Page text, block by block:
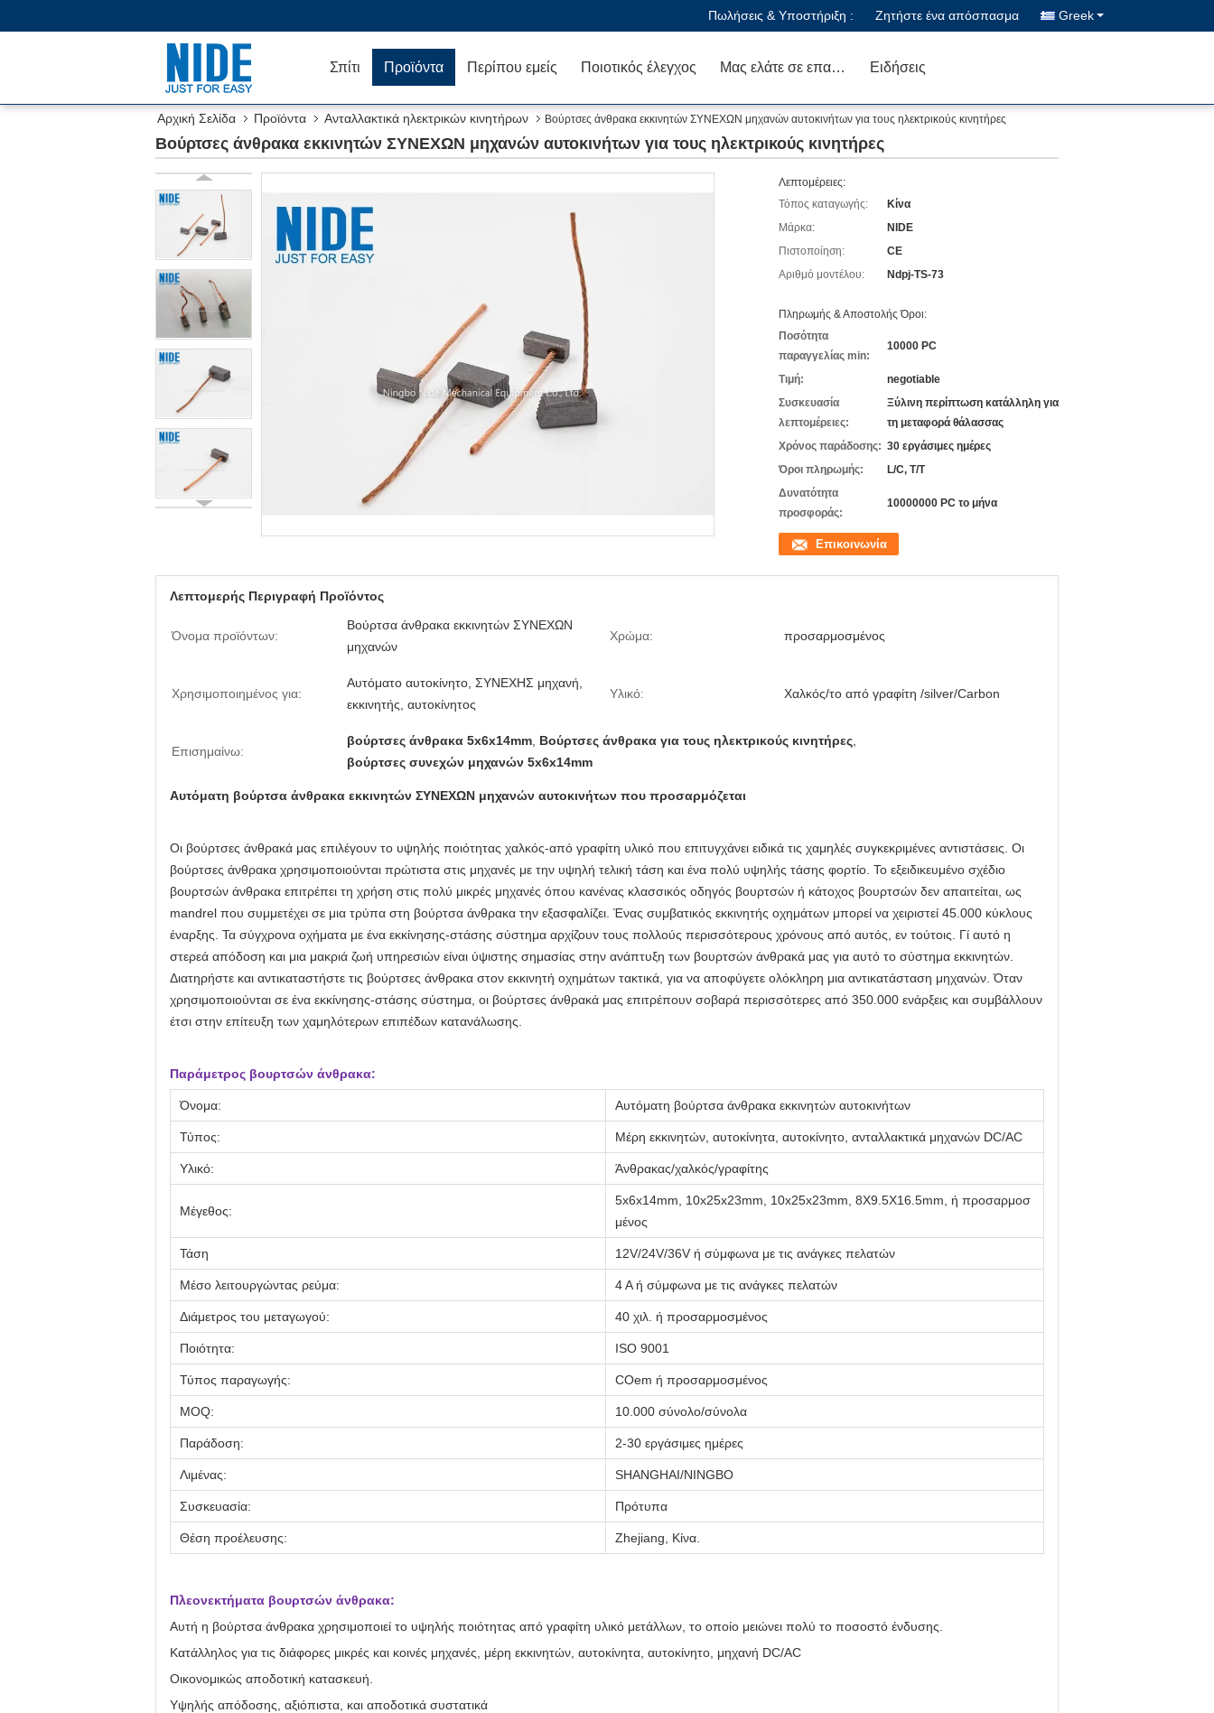
Πωλήσεις & Υποστήριξη : Ζητήστε ένα απόσπασμα Greek
Σπίτι Προϊόντα Περίπου εμείς Ποιοτικός έλεγχος Μας ελάτε σε επαφή με Ειδήσεις
Αρχική Σελίδα Προϊόντα Ανταλλακτικά ηλεκτρικών κινητήρων Βούρτσες άνθρακα εκκινητών ΣΥΝΕΧΩΝ μηχανών αυτοκινήτων για τους ηλεκτρικούς κινητήρες
Βούρτσες άνθρακα εκκινητών ΣΥΝΕΧΩΝ μηχανών αυτοκινήτων για τους ηλεκτρικούς κινητήρες
Λεπτομέρειες:
Τόπος καταγωγής:
Κίνα
Μάρκα:
NIDE
Πιστοποίηση:
CE
Αριθμό μοντέλου:
Ndpj-TS-73
Πληρωμής & Αποστολής Όροι:
Ποσότητα
παραγγελίας min:
10000 PC
Τιμή:
negotiable
Συσκευασία
λεπτομέρειες:
Ξύλινη περίπτωση κατάλληλη για
τη μεταφορά θάλασσας
Χρόνος παράδοσης: 30 εργάσιμες ημέρες
Όροι πληρωμής:
L/C, T/T
Δυνατότητα
προσφοράς:
10000000 PC το μήνα
Επικοινωνία
Λεπτομερής Περιγραφή Προϊόντος
Όνομα προϊόντων:
Βούρτσα άνθρακα εκκινητών ΣΥΝΕΧΩΝ
μηχανών
Χρώμα: προσαρμοσμένος
Χρησιμοποιημένος για:
Αυτόματο αυτοκίνητο, ΣΥΝΕΧΗΣ μηχανή,
εκκινητής, αυτοκίνητος
Υλικό: Χαλκός/το από γραφίτη /silver/Carbon
Επισημαίνω:
βούρτσες άνθρακα 5x6x14mm Βούρτσες άνθρακα για τους ηλεκτρικούς κινητήρες
βούρτσες συνεχών μηχανών 5x6x14mm
Αυτόματη βούρτσα άνθρακα εκκινητών ΣΥΝΕΧΩΝ μηχανών αυτοκινήτων που προσαρμόζεται
Οι βούρτσες άνθρακά μας επιλέγουν το υψηλής ποιότητας χαλκός-από γραφίτη υλικό που επιτυγχάνει ειδικά τις χαμηλές συγκεκριμένες αντιστάσεις. Οι
βούρτσες άνθρακα χρησιμοποιούνται πρώτιστα στις μηχανές με την υψηλή τελική τάση και ένα πολύ υψηλής τάσης φορτίο. Το εξειδικευμένο σχέδιο
βουρτσών άνθρακα επιτρέπει τη χρήση στις πολύ μικρές μηχανές όπου κανένας κλασσικός οδηγός βουρτσών ή κάτοχος βουρτσών δεν απαιτείται, ως
mandrel που συμμετέχει σε μια τρύπα στη βούρτσα άνθρακα την εξασφαλίζει. Ένας συμβατικός εκκινητής οχημάτων μπορεί να χειριστεί 45.000 κύκλους
έναρξης. Τα σύγχρονα οχήματα με ένα εκκίνησης-στάσης σύστημα αρχίζουν τους πολλούς περισσότερους χρόνους από αυτός, εν τούτοις. Γί αυτό η
στερεά απόδοση και μια μακριά ζωή υπηρεσιών είναι ύψιστης σημασίας στην ανάπτυξη των βουρτσών άνθρακά μας για αυτό το σύστημα εκκινητών.
Διατηρήστε και αντικαταστήστε τις βούρτσες άνθρακα στον εκκινητή οχημάτων τακτικά, για να αποφύγετε ολόκληρη μια αντικατάσταση μηχανών. Όταν
χρησιμοποιούνται σε ένα εκκίνησης-στάσης σύστημα, οι βούρτσες άνθρακά μας επιτρέπουν σοβαρά περισσότερες από 350.000 ενάρξεις και συμβάλλουν
έτσι στην επίτευξη των χαμηλότερων επιπέδων κατανάλωσης.
Παράμετρος βουρτσών άνθρακα:
Όνομα: Αυτόματη βούρτσα άνθρακα εκκινητών αυτοκινήτων
Τύπος: Μέρη εκκινητών, αυτοκίνητα, αυτοκίνητο, ανταλλακτικά μηχανών DC/AC
Υλικό: Άνθρακας/χαλκός/γραφίτης
Μέγεθος:
5x6x14mm, 10x25x23mm, 10x25x23mm, 8X9.5X16.5mm, ή προσαρμοσ
μένος
Τάση 12V/24V/36V ή σύμφωνα με τις ανάγκες πελατών
Μέσο λειτουργώντας ρεύμα: 4 Α ή σύμφωνα με τις ανάγκες πελατών
Διάμετρος του μεταγωγού: 40 χιλ. ή προσαρμοσμένος
Ποιότητα: ISO 9001
Τύπος παραγωγής: COem ή προσαρμοσμένος
MOQ: 10.000 σύνολο/σύνολα
Παράδοση: 2-30 εργάσιμες ημέρες
Λιμένας: SHANGHAI/NINGBO
Συσκευασία: Πρότυπα
Θέση προέλευσης: Zhejiang, Κίνα.
Πλεονεκτήματα βουρτσών άνθρακα:
Αυτή η βούρτσα άνθρακα χρησιμοποιεί το υψηλής ποιότητας από γραφίτη υλικό μετάλλων, το οποίο μειώνει πολύ το ποσοστό ένδυσης.
Κατάλληλος για τις διάφορες μικρές και κοινές μηχανές, μέρη εκκινητών, αυτοκίνητα, αυτοκίνητο, μηχανή DC/AC
Οικονομικώς αποδοτική κατασκευή.
Υψηλής απόδοσης, αξιόπιστα, και αποδοτικά συστατικά